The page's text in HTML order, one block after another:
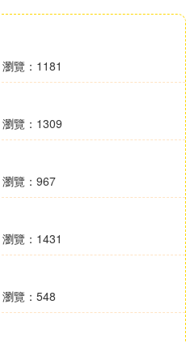
瀏覽：1181
瀏覽：1309
瀏覽：967
瀏覽：1431
瀏覽：548